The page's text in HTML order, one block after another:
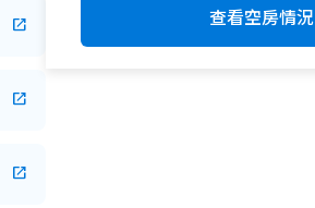
open_in_new
open_in_new
open_in_new
查看空房情況